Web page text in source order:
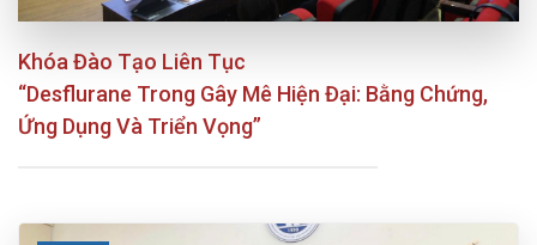
Khóa Đào Tạo Liên Tục
“Desflurane Trong Gây Mê Hiện Đại: Bằng Chứng,
Ứng Dụng Và Triển Vọng”